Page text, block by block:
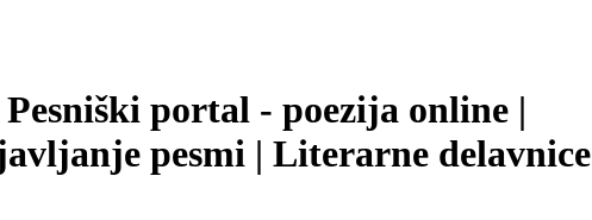
Pesniški portal - poezija online |
pesmi | Literarne delavnice